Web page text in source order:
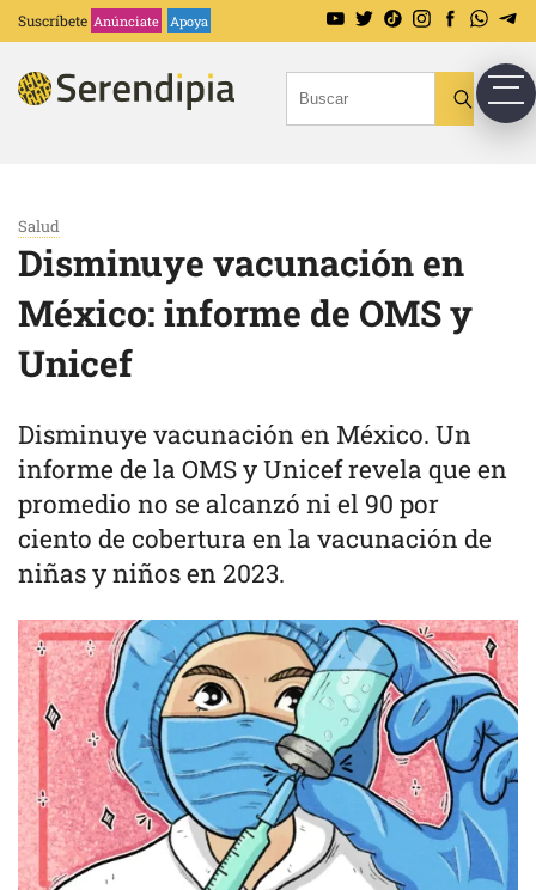
Suscríbete Anúnciate Apoya
Salud
Disminuye vacunación en
México: informe de OMS y
Unicef
Disminuye vacunación en México. Un
informe de la OMS y Unicef revela que en
promedio no se alcanzó ni el 90 por
ciento de cobertura en la vacunación de
niñas y niños en 2023.